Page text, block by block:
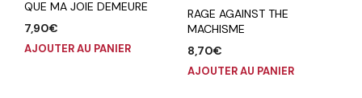
QUE MA JOIE DEMEURE
7,90€
AJOUTER AU PANIER
RAGE AGAINST THE
MACHISME
8,70€
AJOUTER AU PANIER